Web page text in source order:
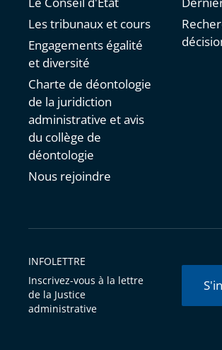
Les tribunaux et cours
Engagements égalité
et diversité
Charte de déontologie
de la juridiction
administrative et avis
du collège de
déontologie
Nous rejoindre
INFOLETTRE
Inscrivez-vous à la lettre
de la Justice
administrative